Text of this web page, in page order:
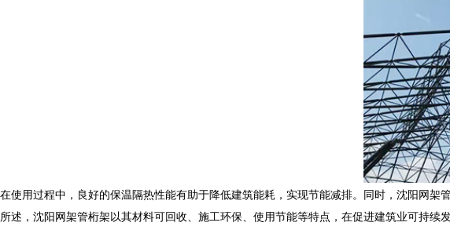
在使用过程中，良好的保温隔热性能有助于降低建筑能耗，实现节能减排。同时，沈阳网
所述，沈阳网架管桁架以其材料可回收、施工环保、使用节能等特点，在促进建筑业可持续